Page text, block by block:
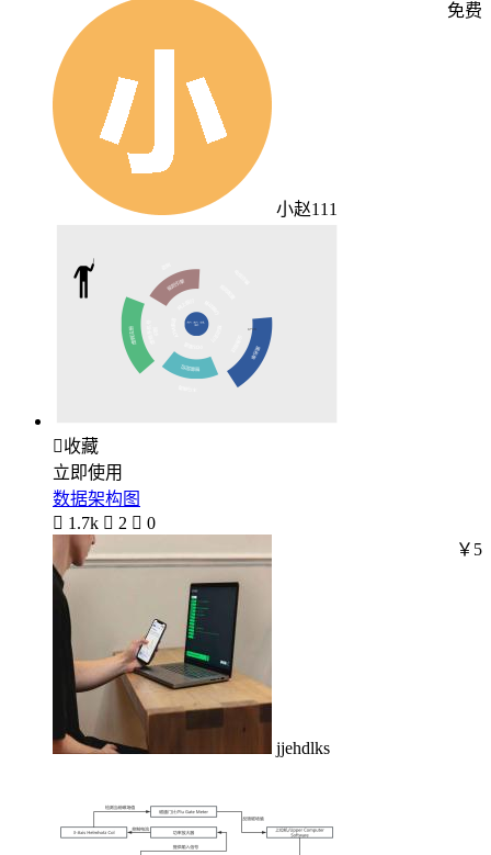
小赵111
免费
收藏
立即使用
数据架构图
 1.7k  2  0
jjehdlks
￥5